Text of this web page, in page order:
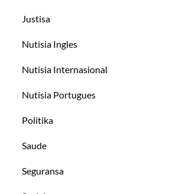
Justisa
Nutisia Ingles
Nutisia Internasional
Nutisia Portugues
Politika
Saude
Seguransa